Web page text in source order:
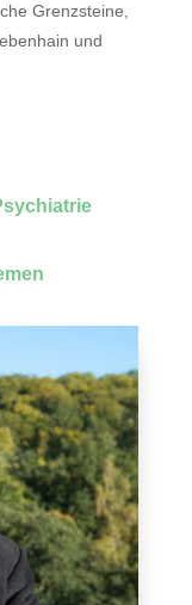
Grenzsteine,
und